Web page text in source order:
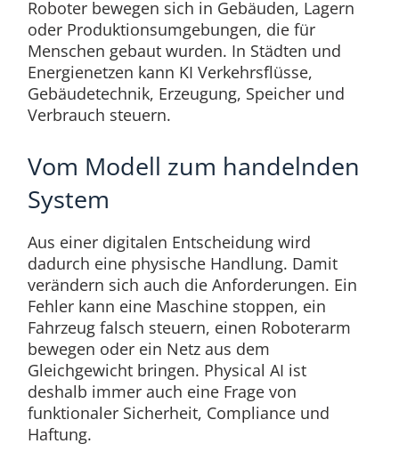
Roboter bewegen sich in Gebäuden, Lagern
oder Produktionsumgebungen, die für
Menschen gebaut wurden. In Städten und
Energienetzen kann KI Verkehrsflüsse,
Gebäudetechnik, Erzeugung, Speicher und
Verbrauch steuern.
Vom Modell zum handelnden
System
Aus einer digitalen Entscheidung wird
dadurch eine physische Handlung. Damit
verändern sich auch die Anforderungen. Ein
Fehler kann eine Maschine stoppen, ein
Fahrzeug falsch steuern, einen Roboterarm
bewegen oder ein Netz aus dem
Gleichgewicht bringen. Physical AI ist
deshalb immer auch eine Frage von
funktionaler Sicherheit, Compliance und
Haftung.